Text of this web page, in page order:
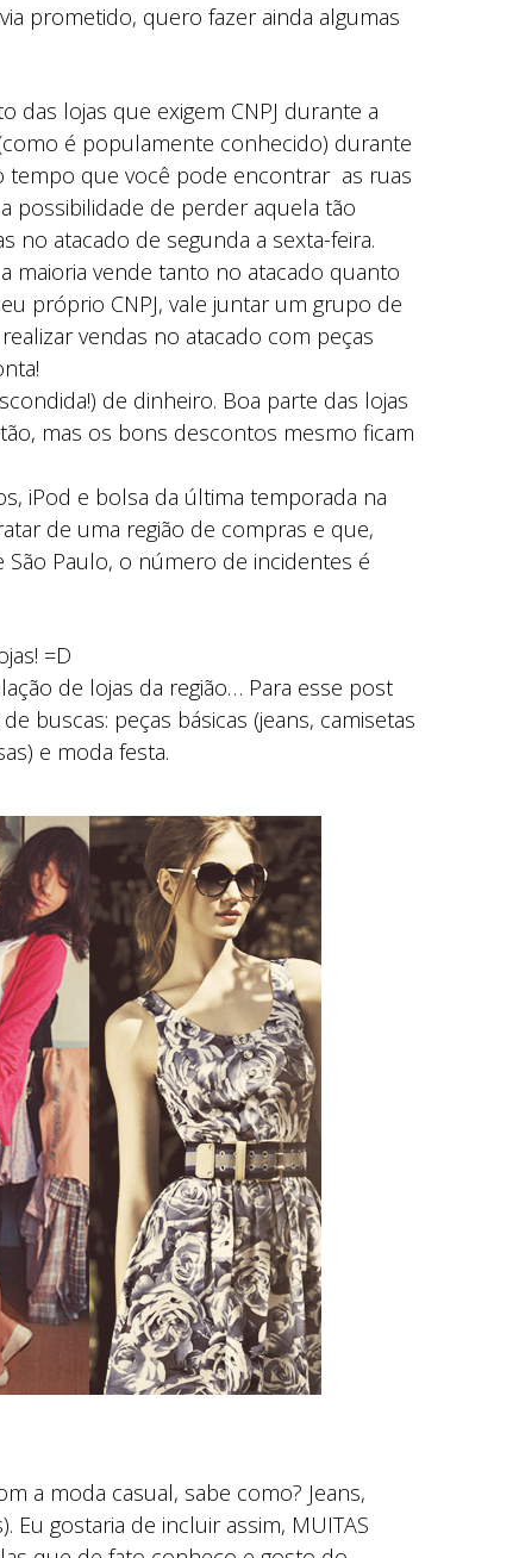
prometido, quero fazer ainda algumas
lojas que exigem CNPJ durante a
é populamente conhecido) durante
tempo que você pode encontrar as ruas
possibilidade de perder aquela tão
no atacado de segunda a sexta-feira.
maioria vende tanto no atacado quanto
próprio CNPJ, vale juntar um grupo de
vendas no atacado com peças
de dinheiro. Boa parte das lojas
mas os bons descontos mesmo ficam
iPod e bolsa da última temporada na
de uma região de compras e que,
Paulo, o número de incidentes é
=D
de lojas da região… Para esse post
buscas: peças básicas (jeans, camisetas
e moda festa.
a moda casual, sabe como? Jeans,
Eu gostaria de incluir assim, MUITAS